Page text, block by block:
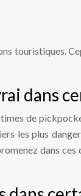
touristiques.
dans
de
les plus
dans